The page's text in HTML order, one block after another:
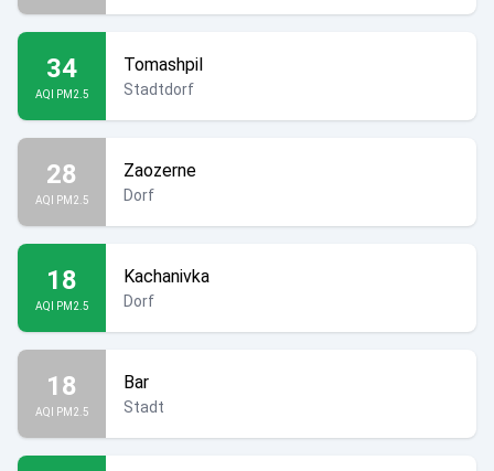
34
AQI PM2.5
Tomashpil
Stadtdorf
28
AQI PM2.5
Zaozerne
Dorf
18
AQI PM2.5
Kachanivka
Dorf
18
AQI PM2.5
Bar
Stadt